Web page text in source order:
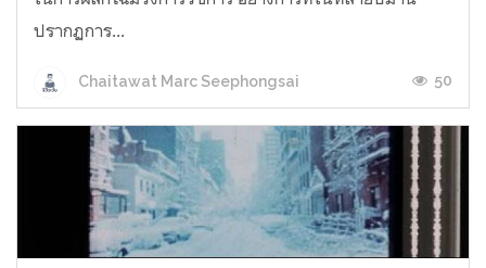
ปรากฏการ...
Chaitawat Marc Seephongsai 50